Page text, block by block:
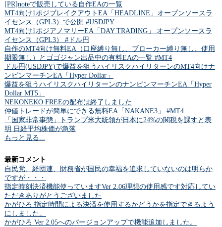
[PR]noteで販売している自作EAの一覧
MT4向け1ポジブレイクアウトEA「HEADLINE」オープンソースラ
イセンス（GPL3）で公開 #USDJPY
MT4向け1ポジアノマリーEA「DAY TRADING」 オープンソースラ
イセンス（GPL3） #ドル円
自作のMT4向け無料EA（口座縛り無し、ブローカー縛り無し、使用
期限無し）とゴゴジャン出品中の有料EAの一覧 #MT4
ドル円(USDJPY)で爆益を狙うハイリスクハイリターンのMT4向けナ
ンピンマーチンEA「Hyper Dollar」
爆益を狙うハイリスクハイリターンのナンピンマーチンEA「Hyper
Dollar MT5」
NEKONEKO FREEの配布は終了しました
仲値トレードが簡単にできる無料EA「NAKANE3」 #MT4
「国家非常事態」トランプ米大統領が日本に24%の関税を課すと表
明 日経平均株価が急落
もっと見る...
最新コメント
自民党、経団連、財務省が国民の幸福を追求していないのは明らか
ですが・・・
指定時刻決済機能使っていますVer 2.06理想の使用感です対応してい
ただきありがとうございました
かがひろ 指定時間による決済を使用するかどうかを指定できるよう
にしました。
かがひろ Ver 2.05へのバージョンアップで機能追加しました。